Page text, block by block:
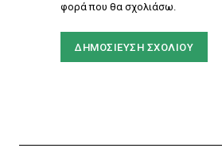
φορά που θα σχολιάσω.